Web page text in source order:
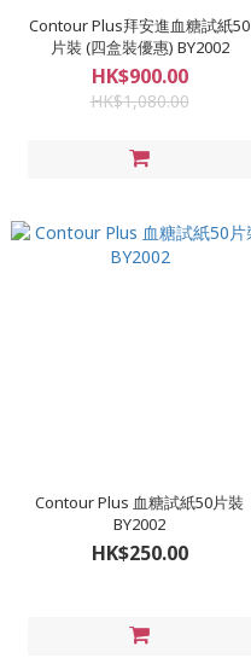
Contour Plus拜安進血糖試紙50
片裝 (四盒裝優惠) BY2002
HK$900.00
HK$1,080.00
Contour Plus 血糖試紙50片裝
BY2002
HK$250.00